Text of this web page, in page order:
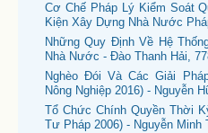
Cơ Chế Pháp Lý Kiểm Soát
Kiện Xây Dựng Nhà Nước
Những Quy Định Về Hệ
Nhà Nước - Đào Thanh Hải,
Nghèo Đói Và Các Giải
Nông Nghiệp 2016) - Nguyễn
Tổ Chức Chính Quyền Thời
Tư Pháp 2006) - Nguyễn Minh